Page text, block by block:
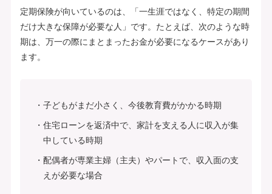
定期保険が向いているのは、「一生涯ではなく、特定の期間
だけ大きな保障が必要な人」です。たとえば、次のような時
期は、万一の際にまとまったお金が必要になるケースがあり
ます。
子どもがまだ小さく、今後教育費がかかる時期
住宅ローンを返済中で、家計を支える人に収入が集
中している時期
配偶者が専業主婦（主夫）やパートで、収入面の支
えが必要な場合